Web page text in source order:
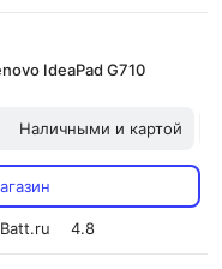
IdeaPad G710
Наличными и картой
4.8